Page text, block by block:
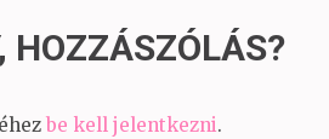
HOZZÁSZÓLÁS?
be kell jelentkezni.